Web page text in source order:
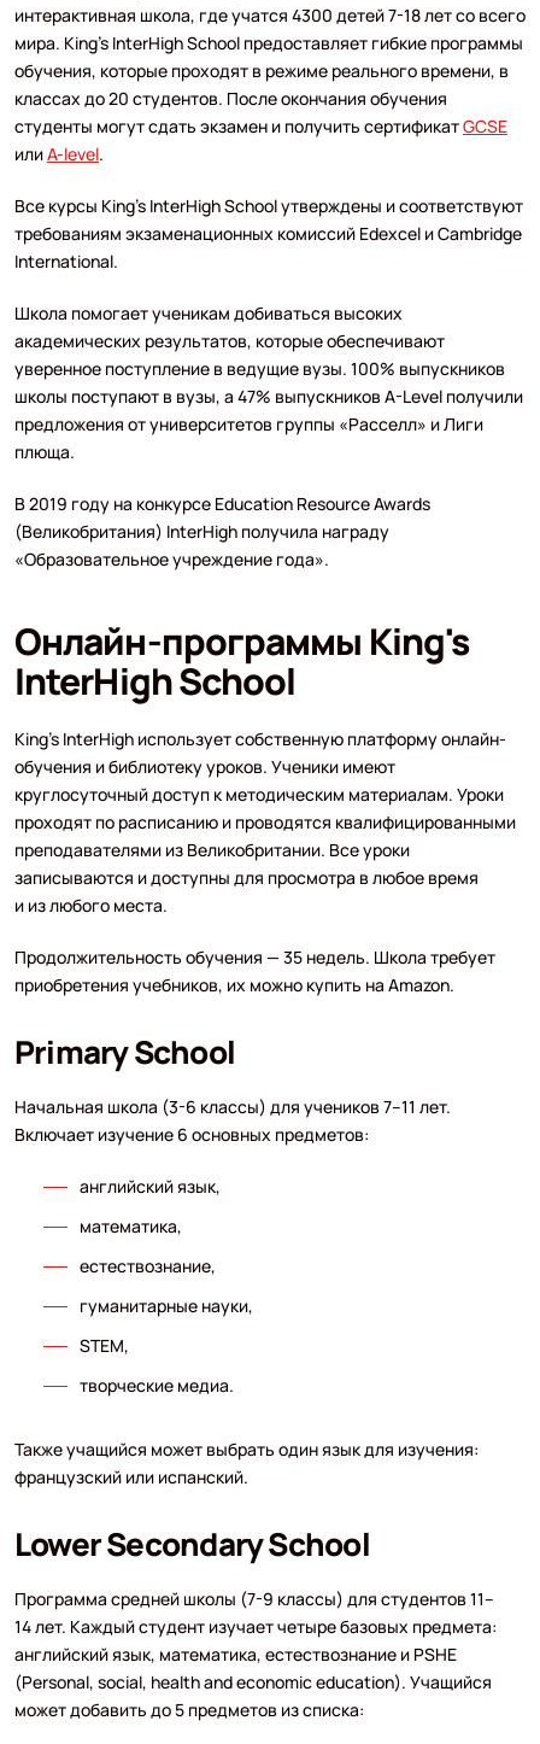
интерактивная школа, где учатся 4300 детей 7-18 лет со всего
мира. King’s InterHigh School предоставляет гибкие программы
обучения, которые проходят в режиме реального времени, в
классах до 20 студентов. После окончания обучения
студенты могут сдать экзамен и получить сертификатGCSE
илиA-level.
Все курсы King’s InterHigh School утверждены и соответствуют
требованиям экзаменационных комиссий Edexcel и Cambridge
International.
Школа помогает ученикам добиваться высоких
академических результатов, которые обеспечивают
уверенное поступление в ведущие вузы. 100% выпускников
школы поступают в вузы, а 47% выпускников A-Level получили
предложения от университетов группы «Расселл» и Лиги
плюща.
В 2019 году на конкурсе Education Resource Awards
(Великобритания) InterHigh получила награду
«Образовательное учреждение года».
Онлайн-программы King's
InterHigh School
King’s InterHigh использует собственную платформу онлайн-
обучения и библиотеку уроков. Ученики имеют
круглосуточный доступ к методическим материалам. Уроки
проходят по расписанию и проводятся квалифицированными
преподавателями из Великобритании. Все уроки
записываются и доступны для просмотра в любое время
и из любого места.
Продолжительность обучения — 35 недель. Школа требует
приобретения учебников, их можно купить на Amazon.
Primary School
Начальная школа (3-6 классы) для учеников 7–11 лет.
Включает изучение 6 основных предметов:
английский язык,
математика,
естествознание,
гуманитарные науки,
STEM,
творческие медиа.
Также учащийся может выбрать один язык для изучения:
французский или испанский.
Lower Secondary School
Программа средней школы (7-9 классы) для студентов 11–
14 лет. Каждый студент изучает четыре базовых предмета:
английский язык, математика, естествознание и PSHE
(Personal, social, health and economic education). Учащийся
может добавить до 5 предметов из списка: